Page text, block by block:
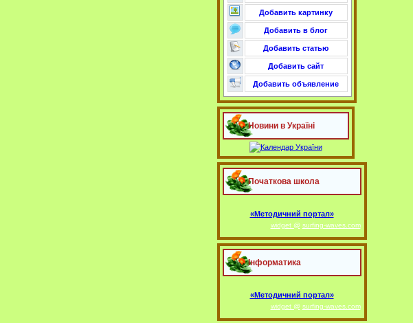
Добавить картинку
Добавить в блог
Добавить статью
Добавить сайт
Добавить объявление
Новини в Україні
Початкова школа
«Методичний портал»
widget @ surfing-waves.com
Інформатика
«Методичний портал»
widget @ surfing-waves.com